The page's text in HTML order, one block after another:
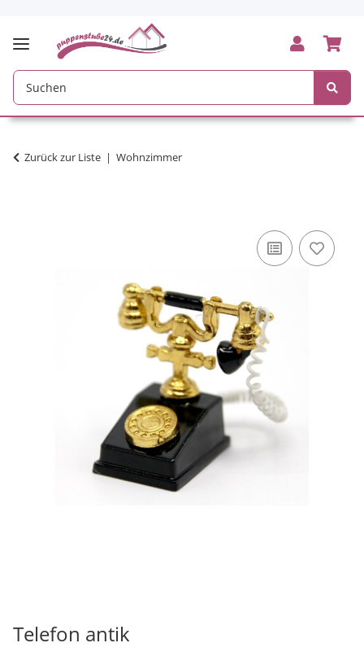
Zurück zur Liste Wohnzimmer
Telefon antik